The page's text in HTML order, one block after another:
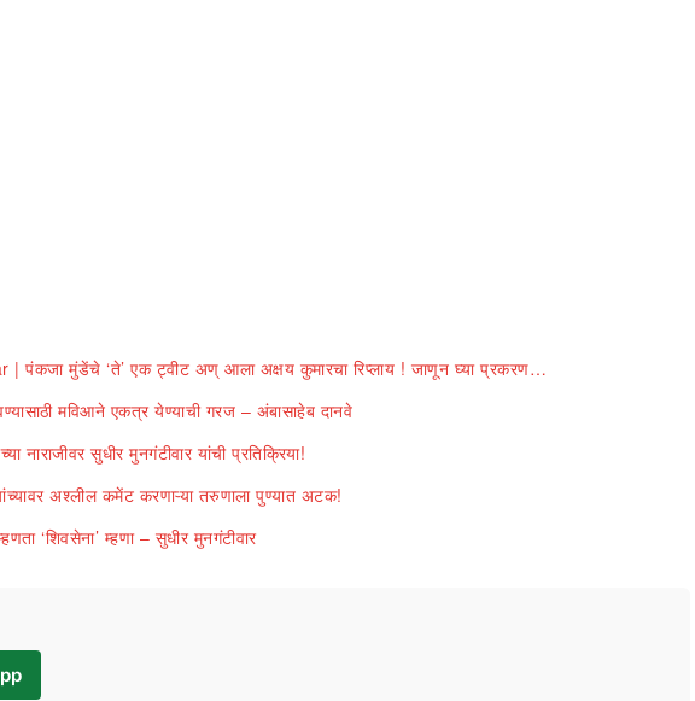
मुंडेंचे ‘ते’ एक ट्वीट अण् आला अक्षय कुमारचा रिप्लाय ! जाणून घ्या प्रकरण…
मविआने एकत्र येण्याची गरज – अंबासाहेब दानवे
सुधीर मुनगंटीवार यांची प्रतिक्रिया!
अश्लील कमेंट करणाऱ्या तरुणाला पुण्यात अटक!
‘शिवसेना’ म्हणा – सुधीर मुनगंटीवार